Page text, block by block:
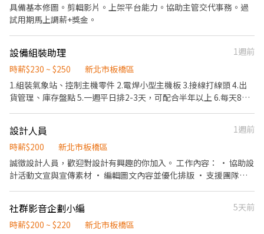
https://reurl.cc/V292KN 🔒 【隱私防線】個資僅供廠商審核，敏感
欄位（身分證/詳細地址）錄取前皆可先不填！ ➋加入留言： 👉
https://lin.ee/OBnhVN5 私訊留下 ⌜姓名+電話 +應徵蝦皮外送」💥
具備基本修圖。剪輯影片。上架平台能力。協助主管交代事務。過
試用期馬上調薪+獎金。
設備組裝助理
1週前
時薪$230 ~ $250
新北市板橋區
1.組裝氣象站、控制主機零件 2.電焊小型主機板 3.接線打線頭 4.出
貨管理、庫存盤點 5.一週平日排2-3天，可配合半年以上 6.每天8小
設計人員
1週前
時薪$200
新北市板橋區
誠徵設計人員，歡迎對設計有興趣的你加入。 工作內容： • 協助設
計活動文宣與宣傳素材 • 編輯圖文內容並優化排版 • 支援團隊日
社群影音企劃小編
5天前
時薪$200 ~ $220
新北市板橋區